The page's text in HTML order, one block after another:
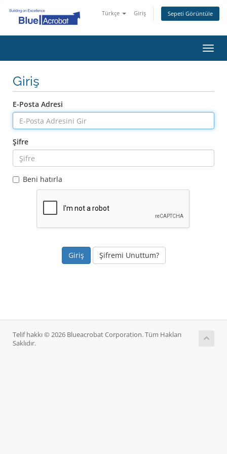
Türkçe Giriş Sepeti Görüntüle
Giriş
E-Posta Adresi
Şifre
Beni hatırla
Şifremi Unuttum?
Telif hakkı © 2026 Blueacrobat Corporation. Tüm Hakları
Saklıdır.